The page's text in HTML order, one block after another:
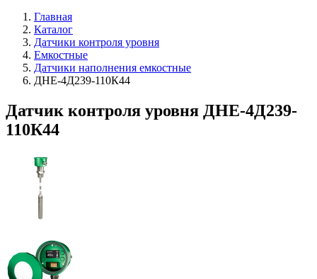
Главная
Каталог
Датчики контроля уровня
Емкостные
Датчики наполнения емкостные
ДНЕ-4Д239-110К44
Датчик контроля уровня ДНЕ-4Д239-
110К44